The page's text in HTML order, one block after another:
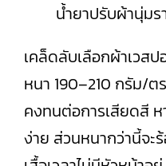
น้ำยาปรับผ้านุ่ม
เคล็ดลับเลือกผ้าเวส
หนา 190–210 กรัม/ต
คงทนต่อการเสียดสี ห
ง่าย ส่วนหนากว่านี้จ